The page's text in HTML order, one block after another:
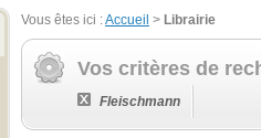
Vous êtes ici :Accueil > Librairie
Vos critères de
Fleischmann